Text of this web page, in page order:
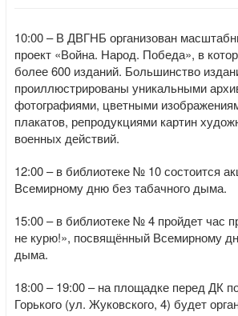
10:00 – В ДВГНБ организован
проект «Война. Народ. Победа», в
более 600 изданий. Большинство
проиллюстрированы уникальными
фотографиями, цветными
плакатов, репродукциями картин
военных действий.
12:00 – в библиотеке № 10 состоится
Всемирному дню без табачного дыма.
15:00 – в библиотеке № 4 пройдет час
не курю!», посвящённый Всемирному
дыма.
18:00 – 19:00 – на площадке перед ДК
Горького (ул. Жуковского, 4) будет